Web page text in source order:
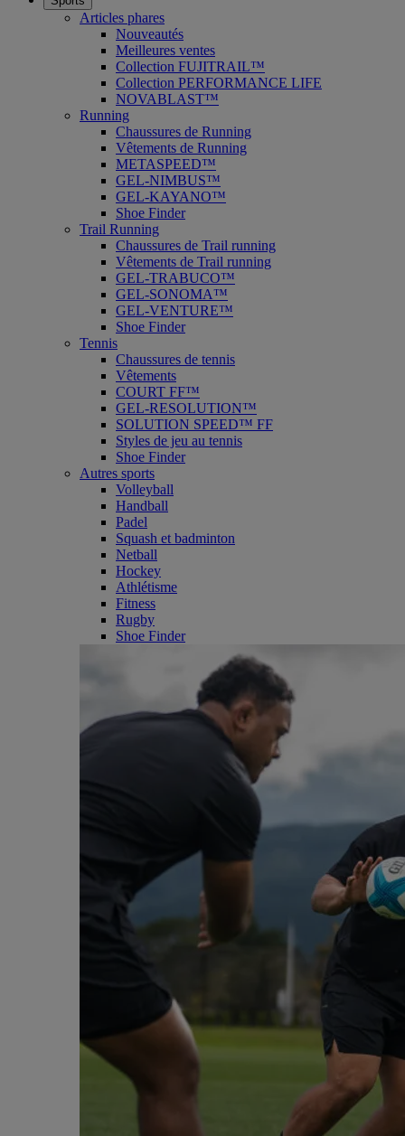
Articles phares
Nouveautés
Meilleures ventes
Collection FUJITRAIL™
Collection PERFORMANCE LIFE
NOVABLAST™
Running
Chaussures de Running
Vêtements de Running
METASPEED™
GEL-NIMBUS™
GEL-KAYANO™
Shoe Finder
Trail Running
Chaussures de Trail running
Vêtements de Trail running
GEL-TRABUCO™
GEL-SONOMA™
GEL-VENTURE™
Shoe Finder
Tennis
Chaussures de tennis
Vêtements
COURT FF™
GEL-RESOLUTION™
SOLUTION SPEED™ FF
Styles de jeu au tennis
Shoe Finder
Autres sports
Volleyball
Handball
Padel
Squash et badminton
Netball
Hockey
Athlétisme
Fitness
Rugby
Shoe Finder